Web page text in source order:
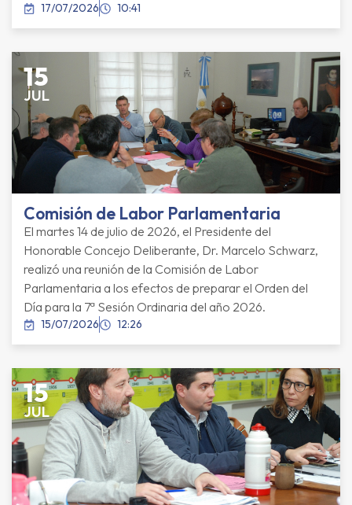
17/07/2026 10:41
15
JUL
Comisión de Labor Parlamentaria
El martes 14 de julio de 2026, el Presidente del
Honorable Concejo Deliberante, Dr. Marcelo Schwarz,
realizó una reunión de la Comisión de Labor
Parlamentaria a los efectos de preparar el Orden del
Día para la 7ª Sesión Ordinaria del año 2026.
15/07/2026 12:26
15
JUL